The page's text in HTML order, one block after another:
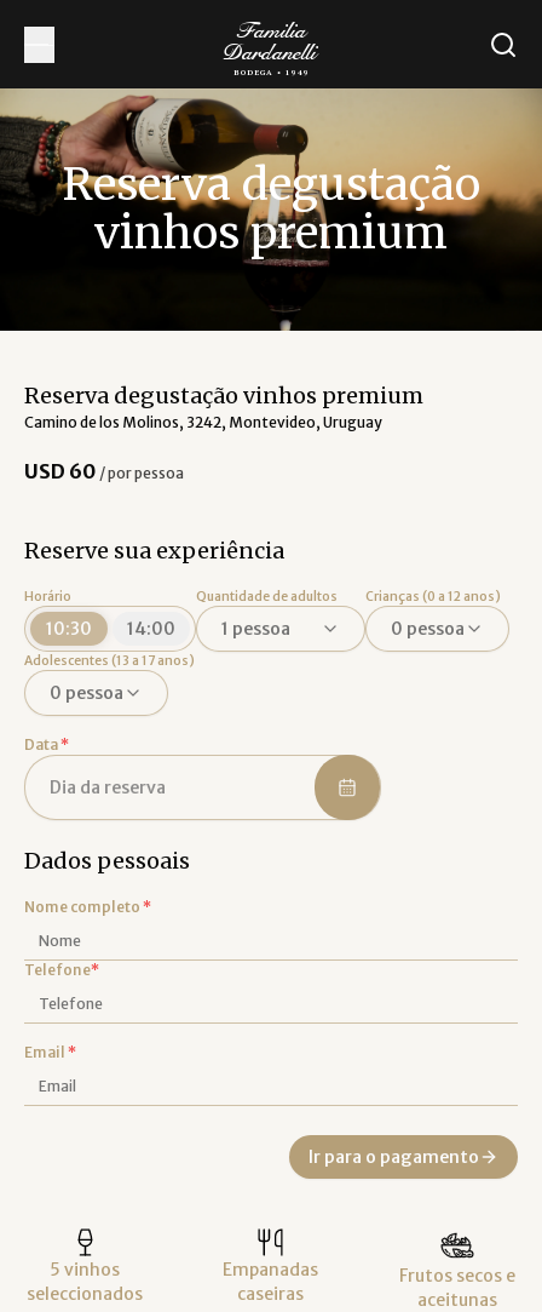
Familia
Dardanelli
BODEGA • 1949
Reserva degustação
vinhos premium
Reserva degustação vinhos premium
Camino de los Molinos, 3242, Montevideo, Uruguay
USD 60 /por pessoa
Reserve sua experiência
Horário
10:30 14:00
Quantidade de adultos
1 pessoa
Crianças (0 a 12 anos)
0 pessoa
Adolescentes (13 a 17 anos)
0 pessoa
Data*
Dia da reserva
Dados pessoais
Nome completo *
Telefone*
Email *
Ir para o pagamento
5 vinhos
seleccionados
Empanadas
caseiras
Frutos secos e
aceitunas